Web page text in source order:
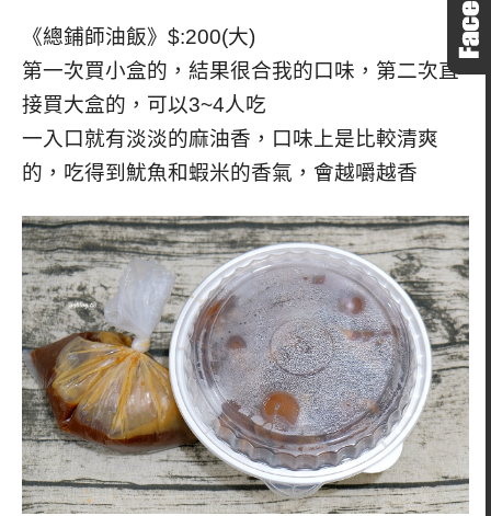
《總鋪師油飯》$:200(大)
第一次買小盒的，結果很合我的口味，第二次直
接買大盒的，可以3~4人吃
一入口就有淡淡的麻油香，口味上是比較清爽
的，吃得到魷魚和蝦米的香氣，會越嚼越香